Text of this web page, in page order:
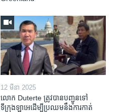
12 មីនា 2025
លោក Duterte ត្រូវ​បាន​បញ្ជូនទៅ
ទីក្រុងឡាអេ​ដើម្បី​ប្រឈម​នឹង​ការកាត់